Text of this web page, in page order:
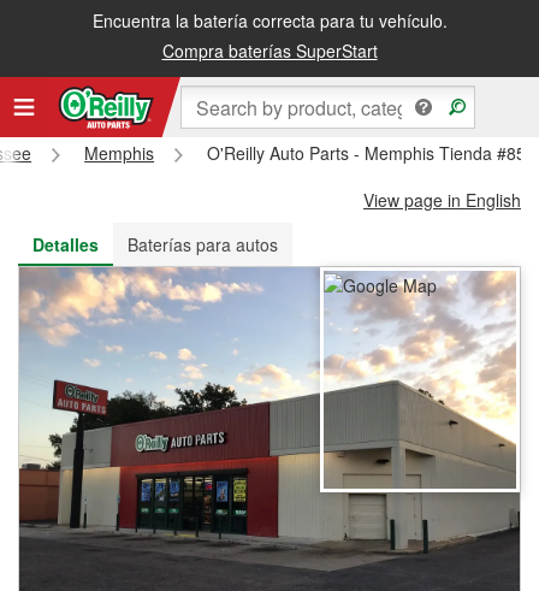
Encuentra la batería correcta para tu vehículo.
Compra baterías SuperStart
Recibe tu orden gratis al día siguiente o recógela en la tienda
Memphis
O'Reilly Auto Parts - Memphis Tienda #858
View page in English
Detalles
Baterías para autos